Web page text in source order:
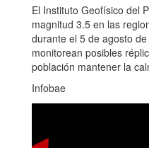
El Instituto Geofísico del
magnitud 3.5 en las
durante el 5 de agosto
monitorean posibles
población mantener la
Infobae